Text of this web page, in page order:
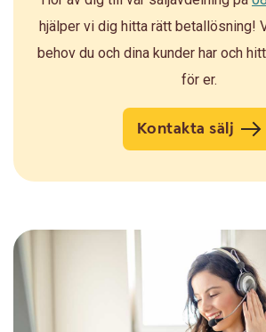
hjälper vi dig hitta rätt betallösning!
behov du och dina kunder har och
för er.
Kontakta sälj